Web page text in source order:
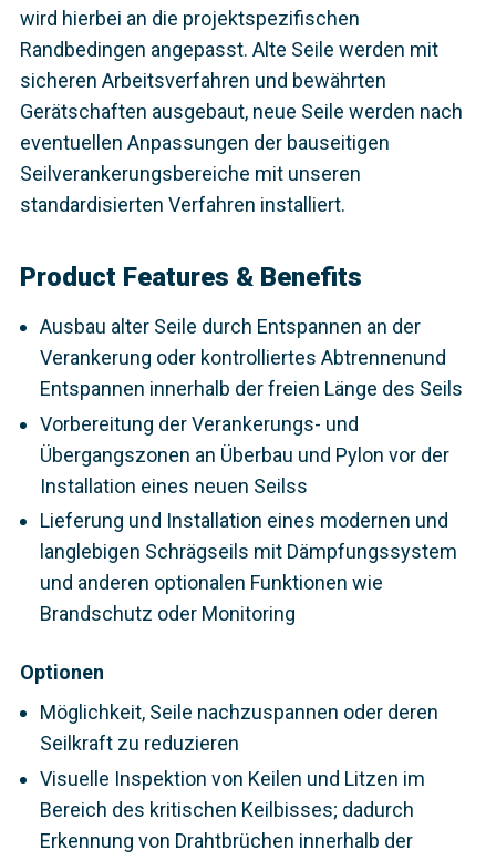
wird hierbei an die projektspezifischen
Randbedingen angepasst. Alte Seile werden mit
sicheren Arbeitsverfahren und bewährten
Gerätschaften ausgebaut, neue Seile werden nach
eventuellen Anpassungen der bauseitigen
Seilverankerungsbereiche mit unseren
standardisierten Verfahren installiert.
Product Features & Benefits
Ausbau alter Seile durch Entspannen an der
Verankerung oder kontrolliertes Abtrennenund
Entspannen innerhalb der freien Länge des Seils
Vorbereitung der Verankerungs- und
Übergangszonen an Überbau und Pylon vor der
Installation eines neuen Seilss
Lieferung und Installation eines modernen und
langlebigen Schrägseils mit Dämpfungssystem
und anderen optionalen Funktionen wie
Brandschutz oder Monitoring
Optionen
Möglichkeit, Seile nachzuspannen oder deren
Seilkraft zu reduzieren
Visuelle Inspektion von Keilen und Litzen im
Bereich des kritischen Keilbisses; dadurch
Erkennung von Drahtbrüchen innerhalb der